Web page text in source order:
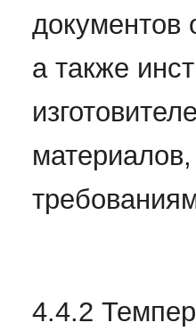
документов
а также
4.4.2